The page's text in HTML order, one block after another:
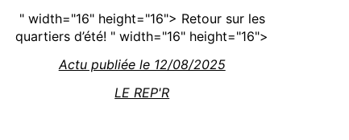
" width="16" height="16"> Retour sur les
quartiers d’été! " width="16" height="16">
Actu publiée le 12/08/2025
LE REP'R